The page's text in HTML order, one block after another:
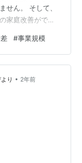
せん。 そして、
家庭改善ができ
握力高く生きれ
身の収入額って
てどんなものな
が多いの？少な
もし、周りより
#事業規模
り • 2年前